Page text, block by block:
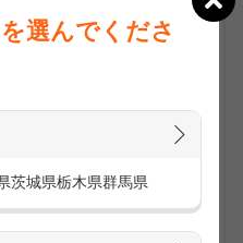
選んでくださ
茨城県栃木県群馬県